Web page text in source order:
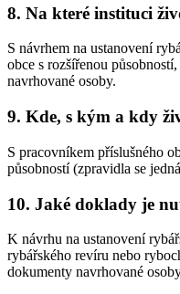
8. Na které instituci
S návrhem na ustanovení
obce s rozšířenou
navrhované osoby.
9. Kde, s kým a kdy
S pracovníkem příslušného
působností (zpravidla se
10. Jaké doklady je
K návrhu na ustanovení
rybářského revíru nebo
dokumenty navrhované